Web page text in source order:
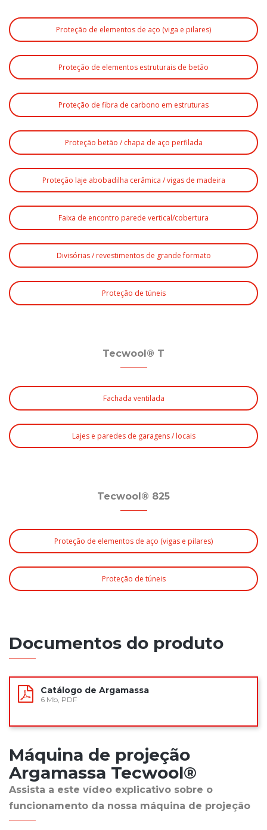
Proteção de elementos de aço (viga e pilares)
Proteção de elementos estruturais de betão
Proteção de fibra de carbono em estruturas
Proteção betão / chapa de aço perfilada
Proteção laje abobadilha cerâmica / vigas de madeira
Faixa de encontro parede vertical/cobertura
Divisórias / revestimentos de grande formato
Proteção de túneis
Tecwool® T
Fachada ventilada
Lajes e paredes de garagens / locais
Tecwool® 825
Proteção de elementos de aço (vigas e pilares)
Proteção de túneis
Documentos do produto
Catálogo de Argamassa
6 Mb, PDF
Máquina de projeção
Argamassa Tecwool®
Assista a este vídeo explicativo sobre o
funcionamento da nossa máquina de projeção